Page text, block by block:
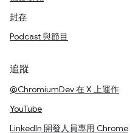
封存
Podcast 與節目
追蹤
@ChromiumDev 在 X 上運作
YouTube
LinkedIn 開發人員專用 Chrome